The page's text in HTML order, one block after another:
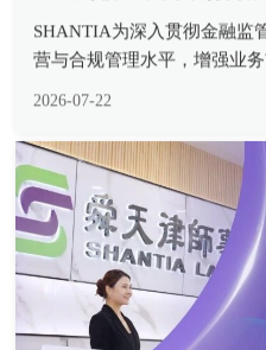
SHANTIA为深入贯彻金融监
营与合规管理水平，增强业
2026-07-22